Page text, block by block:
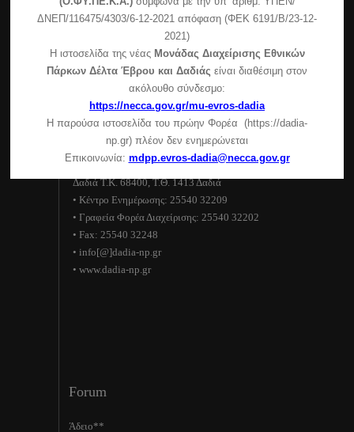
Πεσσάνης)
Συμμετοχή της μονάδας διαχείρισης στην εκδήλωση
του δήμου Σουφλίου
Ανακοίνωση για τη λειτουργία του Κέντρου
Ενημέρωσης – Κυριακές και αργίες
Στοιχεία επικοινωνίας
Εθνικό Πάρκο Δάσους Δαδιάς–Λευκίμης–Σουφλίου
Δαδιά Τ.Κ. 68400, Τ.Θ. 1413 Δαδιά
• Κέντρο Ενημέρωσης: 25540 32209
• Γραφεία Φορέα Διαχείρισης: 25540 32202
• Fax: 25540 32248
• info[@]dadia-np.gr
• www.dadia-np.gr
Forum
Άδειο**
ΔΝΕΠ/116475/4303/6-12-2021 απόφαση (ΦΕΚ 6191/Β/23-12-
2021)
Η ιστοσελίδα της νέας Μονάδας Διαχείρισης Εθνικών
Πάρκων Δέλτα Έβρου και Δαδιάς είναι διαθέσιμη στον
ακόλουθο σύνδεσμο:
https://necca.gov.gr/mu-evros-dadia
Η παρούσα ιστοσελίδα του πρώην Φορέα (https://dadia-
np.gr) πλέον δεν ενημερώνεται
Επικοινωνία: mdpp.evros-dadia@necca.gov.gr